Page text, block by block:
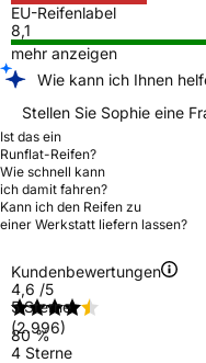
EU-Reifenlabel
8,1
mehr anzeigen
Wie kann ich Ihnen
Stellen Sie Sophie eine
Ist das ein
Runflat-Reifen?
Wie schnell kann
ich damit fahren?
Kann ich den Reifen zu
einer Werkstatt liefern lassen?
Kundenbewertungen
4,6 /5
(2.996)
5 Sterne
80 %
4 Sterne